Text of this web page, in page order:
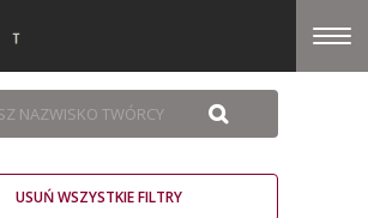
USUŃ WSZYSTKIE FILTRY